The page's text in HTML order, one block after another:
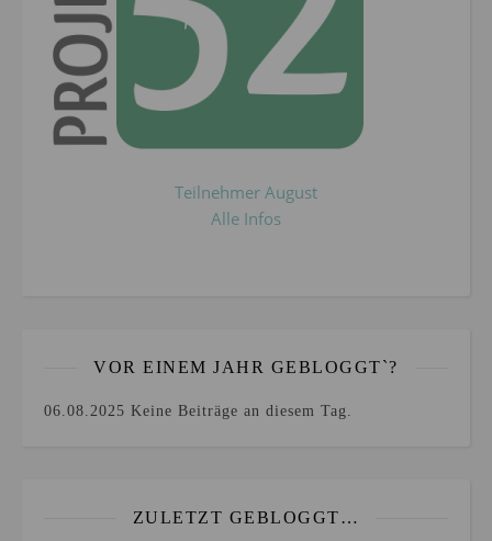
Teilnehmer August
Alle Infos
VOR EINEM JAHR GEBLOGGT`?
06.08.2025 Keine Beiträge an diesem Tag.
ZULETZT GEBLOGGT…